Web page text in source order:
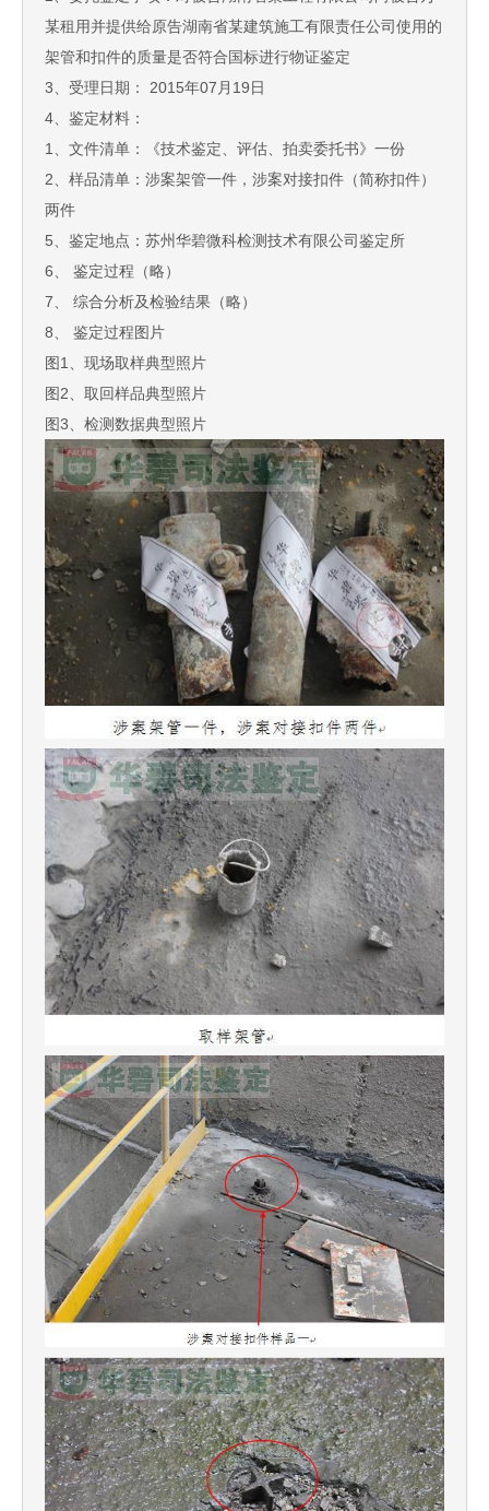
某租用并提供给原告湖南省某建筑施工有限责任公司使用的
架管和扣件的质量是否符合国标进行物证鉴定
3、受理日期： 2015年07月19日
4、鉴定材料：
1、文件清单：《技术鉴定、评估、拍卖委托书》一份
2、样品清单：涉案架管一件，涉案对接扣件（简称扣件）
两件
5、鉴定地点：苏州华碧微科检测技术有限公司鉴定所
6、 鉴定过程（略）
7、 综合分析及检验结果（略）
8、 鉴定过程图片
图1、现场取样典型照片
图2、取回样品典型照片
图3、检测数据典型照片